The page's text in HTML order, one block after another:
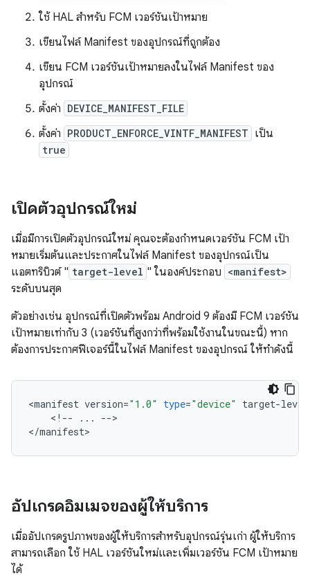
ใช้ HAL สำหรับ FCM เวอร์ชันเป้าหมาย
เขียนไฟล์ Manifest ของอุปกรณ์ที่ถูกต้อง
เขียน FCM เวอร์ชันเป้าหมายลงในไฟล์ Manifest ของ
อุปกรณ์
ตั้งค่า DEVICE_MANIFEST_FILE
ตั้งค่า PRODUCT_ENFORCE_VINTF_MANIFEST เป็น
true
เปิดตัวอุปกรณ์ใหม่
เมื่อมีการเปิดตัวอุปกรณ์ใหม่ คุณจะต้องกำหนดเวอร์ชัน FCM เป้า
หมายเริ่มต้นและประกาศในไฟล์ Manifest ของอุปกรณ์เป็น
แอตทริบิวต์ " target-level " ในองค์ประกอบ <manifest>
ระดับบนสุด
ตัวอย่างเช่น อุปกรณ์ที่เปิดตัวพร้อม Android 9 ต้องมี FCM เวอร์ชัน
เป้าหมายเท่ากับ 3 (เวอร์ชันที่สูงกว่าที่พร้อมใช้งานในขณะนี้) หาก
ต้องการประกาศฟีเจอร์นี้ในไฟล์ Manifest ของอุปกรณ์ ให้ทำดังนี้
<manifest version="1.0" type="device" target-level
< ! -- ... -->
</manifest>
อัปเกรดอิมเมจของผู้ให้บริการ
เมื่ออัปเกรดรูปภาพของผู้ให้บริการสำหรับอุปกรณ์รุ่นเก่า ผู้ให้บริการ
สามารถเลือก ใช้ HAL เวอร์ชันใหม่และเพิ่มเวอร์ชัน FCM เป้าหมาย
ได้